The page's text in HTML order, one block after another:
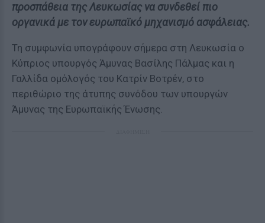
προσπάθεια της Λευκωσίας να συνδεθεί πιο
οργανικά με τον ευρωπαϊκό μηχανισμό ασφάλειας.
Τη συμφωνία υπογράφουν σήμερα στη Λευκωσία ο
Κύπριος υπουργός Άμυνας Βασίλης Πάλμας και η
Γαλλίδα ομόλογός του Κατρίν Βοτρέν, στο
περιθώριο της άτυπης συνόδου των υπουργών
Άμυνας της Ευρωπαϊκής Ένωσης.